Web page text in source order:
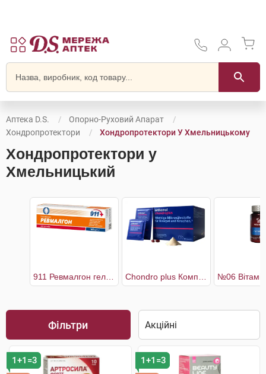
Аптека D.S.
Опорно-Руховий Апарат
Хондропротектори
Хондропротектори У Хмельницькому
Хондропротектори у
Хмельницький
Фільтри
1+1=3 1+1=3